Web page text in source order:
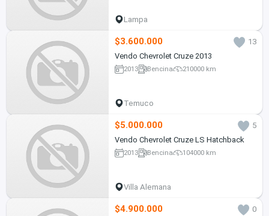
Lampa
$3.600.000
13
Vendo Chevrolet Cruze 2013
2013 Bencina 210000 km
Temuco
$5.000.000
5
Vendo Chevrolet Cruze LS Hatchback
2013 Bencina 104000 km
Villa Alemana
$4.900.000 0